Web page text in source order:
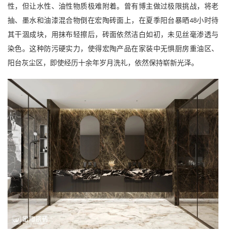
性，但让水性、油性物质极难附着。曾有博主做过极限挑战，将老
抽、墨水和油漆混合物倒在宏陶砖面上，在夏季阳台暴晒48小时待
其干涸成块，用抹布轻擦后，砖面依然洁白如初，未见丝毫渗透与
染色。这种防污硬实力，使得宏陶产品在家装中无惧厨房重油区、
阳台灰尘区，即使经历十余年岁月洗礼，依然保持崭新光泽。